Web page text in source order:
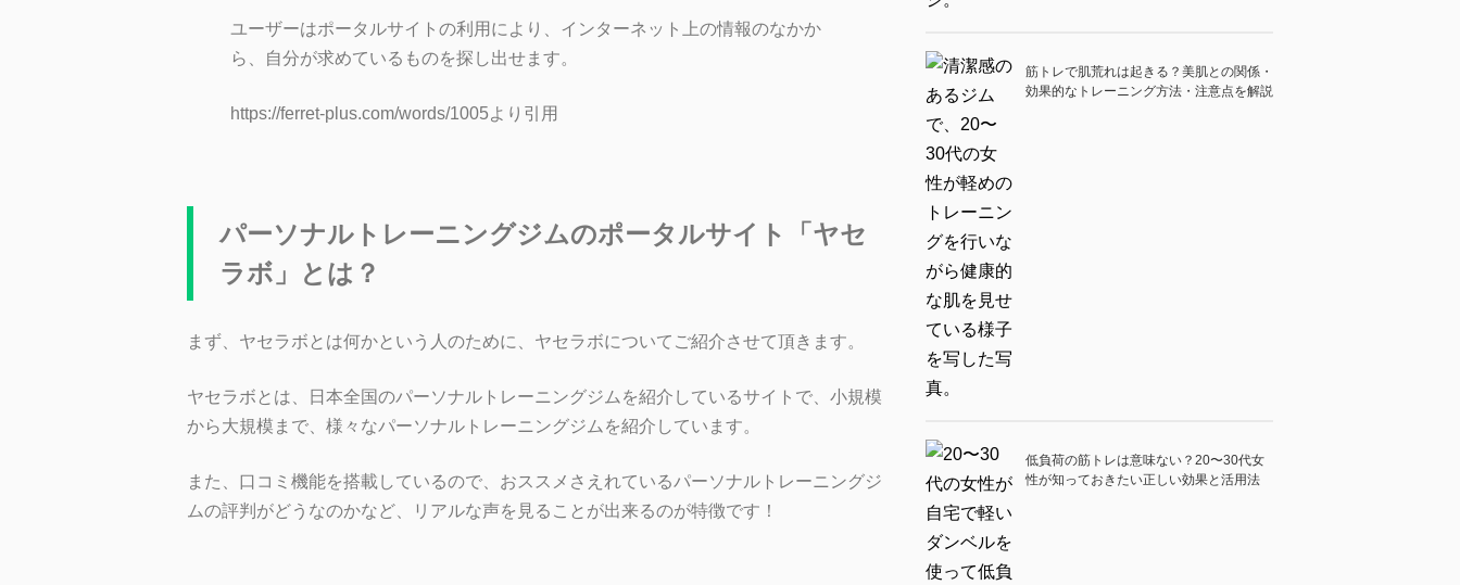
ユーザーはポータルサイト の利用により、 インターネット 上の情報のなかか
ら、自分が求めているものを探し出せます。
https://ferret-plus.com/words/1005より引用
パーソナルトレーニングジムのポータルサイト「ヤセ
ラボ」とは？
まず、ヤセラボとは何かという人のために、ヤセラボについてご紹介させて頂きます。
ヤセラボとは、日本全国のパーソナルトレーニングジムを紹介しているサイトで、小規模
から大規模まで、様々なパーソナルトレーニングジムを紹介しています。
また、口コミ機能を搭載しているので、おススメさえれているパーソナルトレーニングジ
ムの評判がどうなのかなど、リアルな声を見ることが出来るのが特徴です！
筋トレで肌荒れは起きる？美肌との関係・
効果的なトレーニング方法・注意点を解説
低負荷の筋トレは意味ない？20〜30代女
性が知っておきたい正しい効果と活用法